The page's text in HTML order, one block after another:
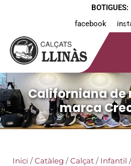
BOTIGUES:
facebook
Californiana de
marca
Inici /Catàleg /Calçat/ Infantil